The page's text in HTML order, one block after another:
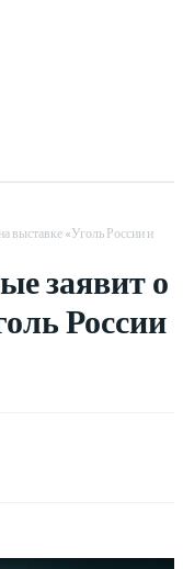
выставке «Уголь России и
заявит о
России